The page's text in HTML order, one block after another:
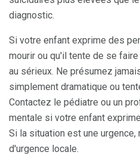
diagnostic.
Si votre enfant exprime des
mourir ou qu'il tente de se
au sérieux. Ne présumez
simplement dramatique ou
Contactez le pédiatre ou un
mentale si votre enfant
Si la situation est une
d'urgence locale.